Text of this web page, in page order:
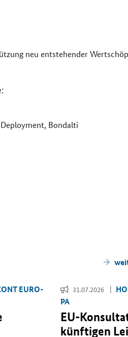
neu ent­ste­hen­der
, Bon­dal­ti
EU­RO­
31.07.2026
PA
EU-​
künf­ti­gen